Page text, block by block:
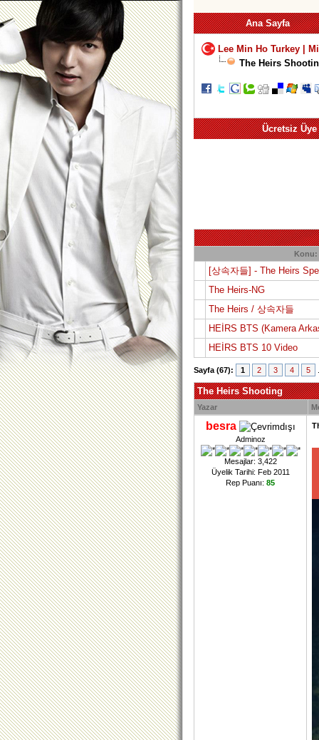
Ana Sayfa
Lee Min Ho Turkey |
The Heirs
Ücretsiz Üye
Konu:
[상속자들] - The Heirs
The Heirs-NG
The Heirs / 상속자들
HEİRS BTS (Kamera
HEİRS BTS 10 Video
Sayfa (67): 1 2 3 4 5
The Heirs Shooting
Yazar
besra
Adminoz
Mesajlar: 3,422
Üyelik Tarihi: Feb 2011
Rep Puanı: 85